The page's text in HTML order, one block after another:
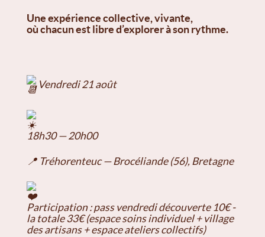
Une expérience collective, vivante,
où chacun est libre d’explorer à son rythme.
Vendredi 21 août
18h30 — 20h00
📍 Tréhorenteuc — Brocéliande (56), Bretagne
Participation : pass vendredi découverte 10€ -
la totale 33€ (espace soins individuel + village
des artisans + espace ateliers collectifs)